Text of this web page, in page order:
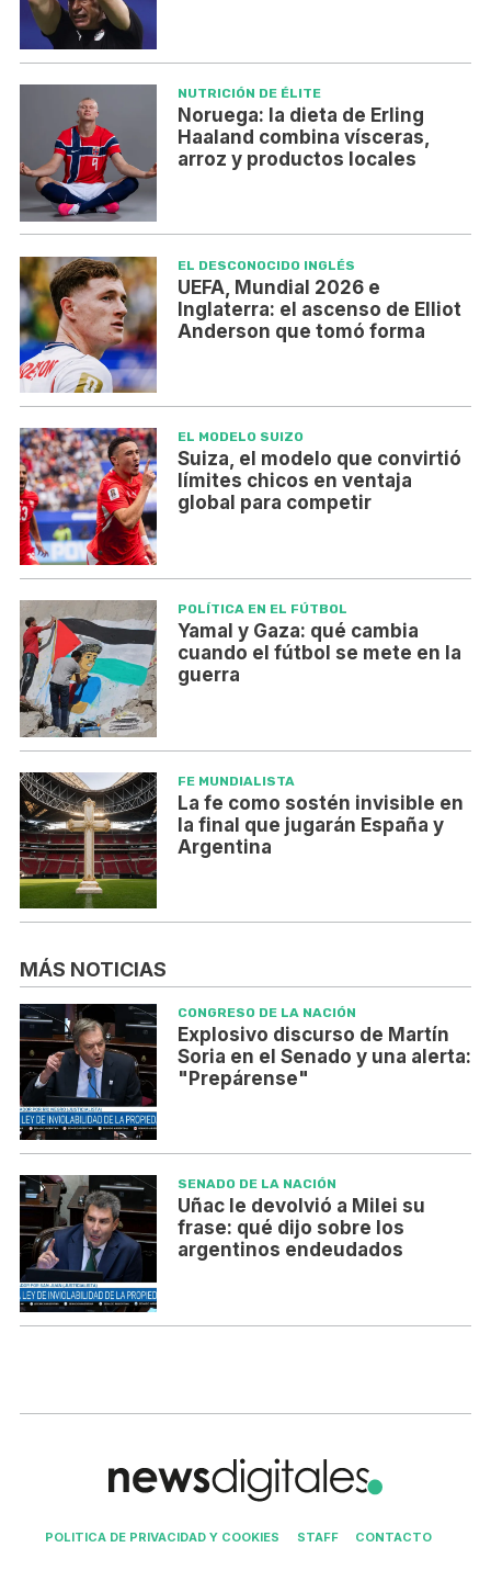
NUTRICIÓN DE ÉLITE
Noruega: la dieta de Erling
Haaland combina vísceras,
arroz y productos locales
EL DESCONOCIDO INGLÉS
UEFA, Mundial 2026 e
Inglaterra: el ascenso de Elliot
Anderson que tomó forma
EL MODELO SUIZO
Suiza, el modelo que convirtió
límites chicos en ventaja
global para competir
POLÍTICA EN EL FÚTBOL
Yamal y Gaza: qué cambia
cuando el fútbol se mete en la
guerra
FE MUNDIALISTA
La fe como sostén invisible en
la final que jugarán España y
Argentina
MÁS NOTICIAS
CONGRESO DE LA NACIÓN
Explosivo discurso de Martín
Soria en el Senado y una alerta:
"Prepárense"
SENADO DE LA NACIÓN
Uñac le devolvió a Milei su
frase: qué dijo sobre los
argentinos endeudados
POLITICA DE PRIVACIDAD Y COOKIES STAFF CONTACTO